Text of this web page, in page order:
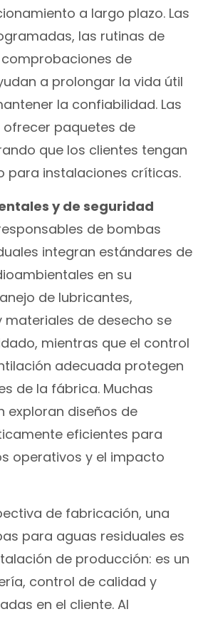
a largo plazo. Las
las rutinas de
de
a prolongar la vida útil
la confiabilidad. Las
paquetes de
que los clientes tengan
para instalaciones críticas.
y de seguridad
de bombas
integran estándares de
en su
de lubricantes,
materiales de desecho se
mientras que el control
adecuada protegen
de la fábrica. Muchas
exploran diseños de
eficientes para
operativos y el impacto
de fabricación, una
para aguas residuales es
de producción: es un
control de calidad y
en el cliente. Al